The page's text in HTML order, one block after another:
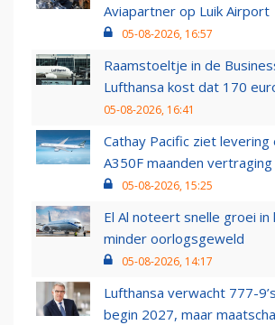
Aviapartner op Luik Airport
05-08-2026, 16:57
Raamstoeltje in de
Lufthansa kost dat 170
05-08-2026, 16:41
Cathay Pacific ziet
A350F maanden
05-08-2026, 15:25
El Al noteert snelle groei
minder oorlogsgeweld
05-08-2026, 14:17
Lufthansa verwacht 777-
begin 2027, maar